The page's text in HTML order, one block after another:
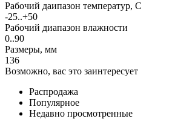
Рабочий даипазон температур, С
-25..+50
Рабочий диапазон влажности
0..90
Размеры, мм
136
Возможно, вас это заинтересует
Распродажа
Популярное
Недавно просмотренные